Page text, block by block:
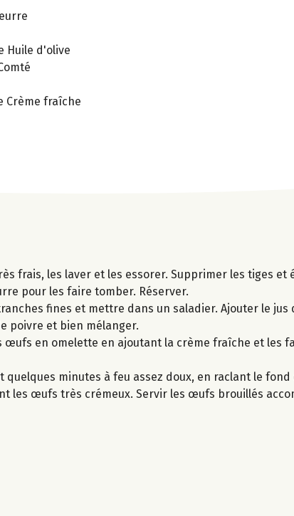
Huile d'olive
Crème fraîche
frais, les laver et les essorer. Supprimer les tiges et
pour les faire tomber. Réserver.
fines et mettre dans un saladier. Ajouter le jus
poivre et bien mélanger.
en omelette en ajoutant la crème fraîche et les
minutes à feu assez doux, en raclant le fond
les œufs très crémeux. Servir les œufs brouillés